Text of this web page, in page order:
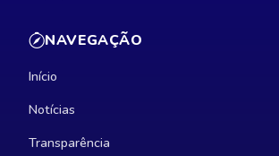
NAVEGAÇÃO
Início
Notícias
Transparência